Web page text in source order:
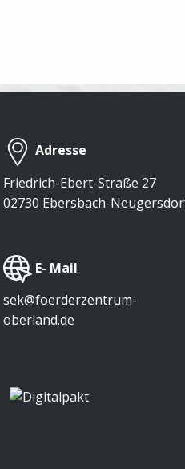
Adresse
Friedrich-Ebert-Straße 27
02730 Ebersbach-
​E- Mail
sek@foerderzentrum-
oberland.de